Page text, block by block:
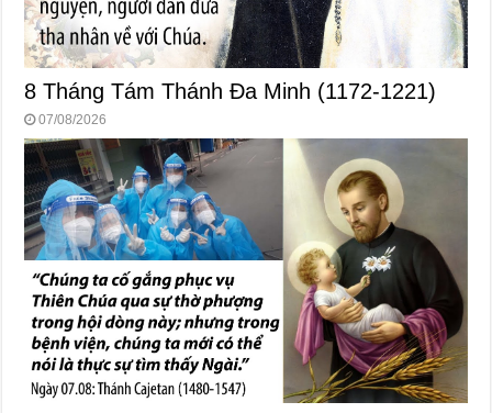
8 Tháng Tám Thánh Ða Minh (1172-1221)
07/08/2026